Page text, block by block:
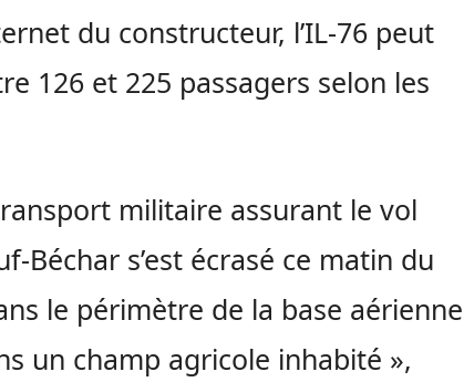
du constructeur, l’IL-76 peut
126 et 225 passagers selon les
militaire assurant le vol
Béchar s’est écrasé ce matin du
le périmètre de la base aérienne
un champ agricole inhabité »,